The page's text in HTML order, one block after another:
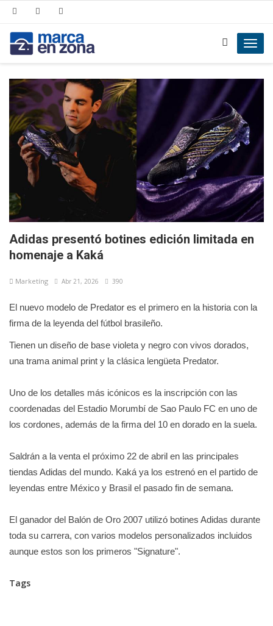
Adidas presentó botines edición limitada en
homenaje a Kaká
Marketíng Abr 21, 2026 390
El nuevo modelo de Predator es el primero en la historia con la
firma de la leyenda del fútbol brasileño.
Tienen un diseño de base violeta y negro con vivos dorados,
una trama animal print y la clásica lengüeta Predator.
Uno de los detalles más icónicos es la inscripción con las
coordenadas del Estadio Morumbí de Sao Paulo FC en uno de
los cordones, además de la firma del 10 en dorado en la suela.
Saldrán a la venta el próximo 22 de abril en las principales
tiendas Adidas del mundo. Kaká ya los estrenó en el partido de
leyendas entre México y Brasil el pasado fin de semana.
El ganador del Balón de Oro 2007 utilizó botines Adidas durante
toda su carrera, con varios modelos personalizados incluidos
aunque estos son los primeros "Signature".
Tags